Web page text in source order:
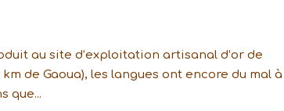
au site d’exploitation artisanal d’or de
de Gaoua), les langues ont encore du mal à
que...